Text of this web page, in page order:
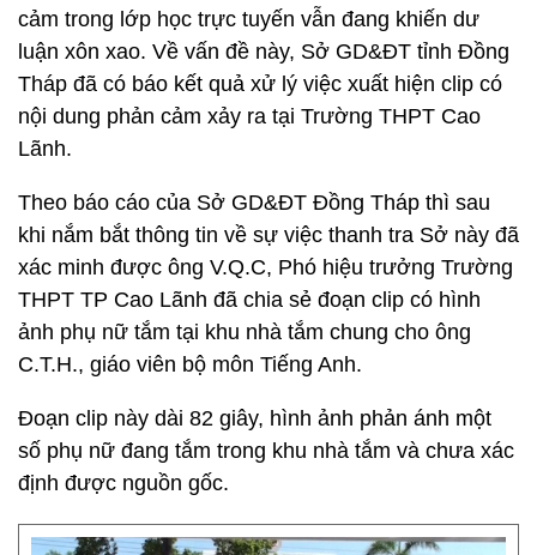
cảm trong lớp học trực tuyến vẫn đang khiến dư
luận xôn xao. Về vấn đề này, Sở GD&ĐT tỉnh Đồng
Tháp đã có báo kết quả xử lý việc xuất hiện clip có
nội dung phản cảm xảy ra tại Trường THPT Cao
Lãnh.
Theo báo cáo của Sở GD&ĐT Đồng Tháp thì sau
khi nắm bắt thông tin về sự việc thanh tra Sở này đã
xác minh được ông V.Q.C, Phó hiệu trưởng Trường
THPT TP Cao Lãnh đã chia sẻ đoạn clip có hình
ảnh phụ nữ tắm tại khu nhà tắm chung cho ông
C.T.H., giáo viên bộ môn Tiếng Anh.
Đoạn clip này dài 82 giây, hình ảnh phản ánh một
số phụ nữ đang tắm trong khu nhà tắm và chưa xác
định được nguồn gốc.